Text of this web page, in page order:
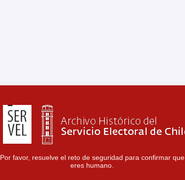
Por favor, resuelve el reto de seguridad para confirmar que
eres humano.